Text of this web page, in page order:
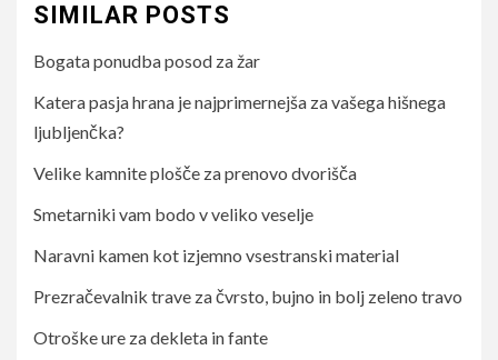
SIMILAR POSTS
Bogata ponudba posod za žar
Katera pasja hrana je najprimernejša za vašega hišnega
ljubljenčka?
Velike kamnite plošče za prenovo dvorišča
Smetarniki vam bodo v veliko veselje
Naravni kamen kot izjemno vsestranski material
Prezračevalnik trave za čvrsto, bujno in bolj zeleno travo
Otroške ure za dekleta in fante